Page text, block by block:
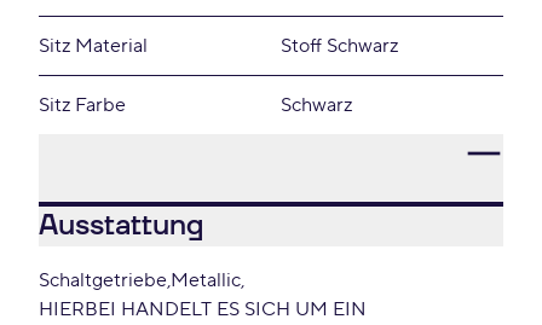
Sitz Material Stoff Schwarz
Sitz Farbe Schwarz
Ausstattung
Schaltgetriebe Metallic
HIERBEI HANDELT ES SICH UM EIN